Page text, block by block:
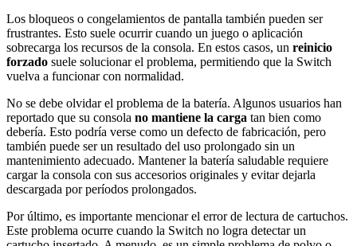
Los bloqueos o congelamientos de pantalla también pueden ser
frustrantes. Esto suele ocurrir cuando un juego o aplicación
sobrecarga los recursos de la consola. En estos casos, un reinicio
forzado suele solucionar el problema, permitiendo que la Switch
vuelva a funcionar con normalidad.
No se debe olvidar el problema de la batería. Algunos usuarios han
reportado que su consola no mantiene la carga tan bien como
debería. Esto podría verse como un defecto de fabricación, pero
también puede ser un resultado del uso prolongado sin un
mantenimiento adecuado. Mantener la batería saludable requiere
cargar la consola con sus accesorios originales y evitar dejarla
descargada por períodos prolongados.
Por último, es importante mencionar el error de lectura de cartuchos.
Este problema ocurre cuando la Switch no logra detectar un